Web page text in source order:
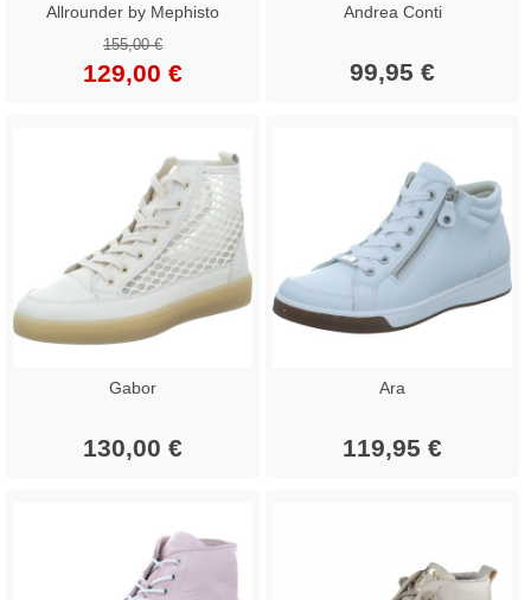
Allrounder by Mephisto
155,00 €
129,00 €
Andrea Conti
99,95 €
Gabor
130,00 €
Ara
119,95 €